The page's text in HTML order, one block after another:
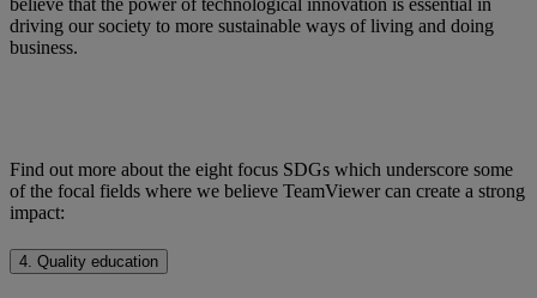
driving our society to more sustainable ways of living and doing
business.
Find out more about the eight focus SDGs which underscore some
of the focal fields where we believe TeamViewer can create a strong
impact:
4. Quality education